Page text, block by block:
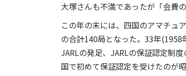
大塚さんも不満であったが「会費
この年の末には、四国のアマチュ
の合計140局となった。33年
JARLの発足、JARLの保証認定制
国で初めて保証認定を受けたのが